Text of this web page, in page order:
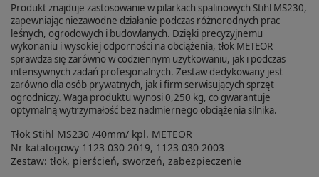
Produkt znajduje zastosowanie w pilarkach spalinowych Stihl MS230,
zapewniając niezawodne działanie podczas różnorodnych prac
leśnych, ogrodowych i budowlanych. Dzięki precyzyjnemu
wykonaniu i wysokiej odporności na obciążenia, tłok METEOR
sprawdza się zarówno w codziennym użytkowaniu, jak i podczas
intensywnych zadań profesjonalnych. Zestaw dedykowany jest
zarówno dla osób prywatnych, jak i firm serwisujących sprzęt
ogrodniczy. Waga produktu wynosi 0,250 kg, co gwarantuje
optymalną wytrzymałość bez nadmiernego obciążenia silnika.
Tłok Stihl MS230 /40mm/ kpl. METEOR
Nr katalogowy 1123 030 2019, 1123 030 2003
Zestaw: tłok, pierścień, sworzeń, zabezpieczenie